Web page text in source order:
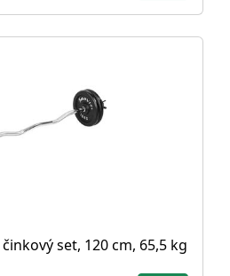
set, 120 cm, 65,5 kg